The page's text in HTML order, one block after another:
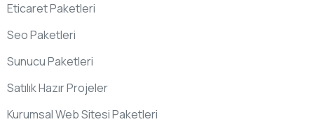
Eticaret Paketleri
Seo Paketleri
Sunucu Paketleri
Satılık Hazır Projeler
Kurumsal Web Sitesi Paketleri